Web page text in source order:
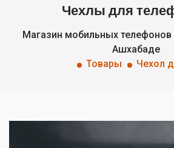
Чехлы для
Магазин мобильных телефонов
Ашхабаде
Товары
Чехол